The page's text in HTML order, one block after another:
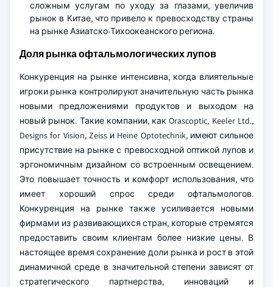
сложным услугам по уходу за глазами, увеличив
рынок в Китае, что привело к превосходству страны
на рынке Азиатско-Тихоокеанского региона.
Доля рынка офтальмологических лупов
Конкуренция на рынке интенсивна, когда влиятельные
игроки рынка контролируют значительную часть рынка
новыми предложениями продуктов и выходом на
новый рынок. Такие компании, как Orascoptic, Keeler Ltd.,
Designs for Vision, Zeiss и Heine Optotechnik, имеют сильное
присутствие на рынке с превосходной оптикой лупов и
эргономичным дизайном со встроенным освещением.
Это повышает точность и комфорт использования, что
имеет хороший спрос среди офтальмологов.
Конкуренция на рынке также усиливается новыми
фирмами из развивающихся стран, которые стремятся
предоставить своим клиентам более низкие цены. В
настоящее время сохранение доли рынка и рост в этой
динамичной среде в значительной степени зависят от
стратегического партнерства, инноваций и